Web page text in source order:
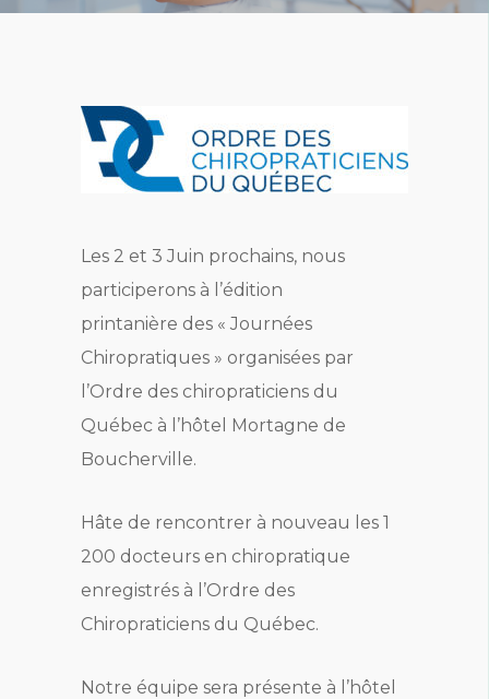
Les 2 et 3 Juin prochains, nous
participerons à l’édition
printanière des « Journées
Chiropratiques » organisées par
l’Ordre des chiropraticiens du
Québec à l’hôtel Mortagne de
Boucherville.
Hâte de rencontrer à nouveau les 1
200 docteurs en chiropratique
enregistrés à l’Ordre des
Chiropraticiens du Québec.
Notre équipe sera présente à l’hôtel